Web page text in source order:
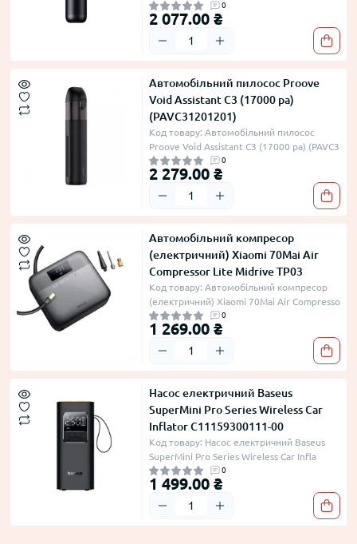
0
2 077.00 ₴
Автомобільний пилосос Proove
Void Assistant C3 (17000 pa)
(PAVC31201201)
Код товару: Автомобільний пилосос
Proove Void Assistant C3 (17000 pa) (PAVC3
0
2 279.00 ₴
Автомобільний компресор
(електричний) Xiaomi 70Mai Air
Compressor Lite Midrive TP03
Код товару: Автомобільний компресор
(електричний) Xiaomi 70Mai Air Compresso
0
1 269.00 ₴
Насос електричний Baseus
SuperMini Pro Series Wireless Car
Inflator C11159300111-00
Код товару: Насос електричний Baseus
SuperMini Pro Series Wireless Car Infla
0
1 499.00 ₴